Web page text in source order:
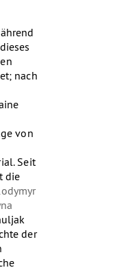
nach
von
Seit
die
der